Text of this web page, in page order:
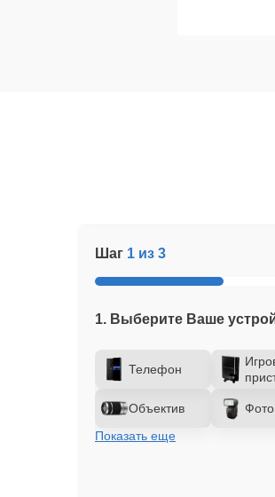
Шаг 1 из 3
1. Выберите Ваше
Телефон
Объектив
Показать еще